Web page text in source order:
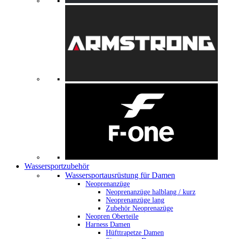
Wassersportzubehör
Wassersportausrüstung für Damen
Neoprenanzüge
Neoprenanzüge halblang / kurz
Neoprenanzüge lang
Zubehör Neoprenazüge
Neopren Oberteile
Harness Damen
Hüfttrapetze Damen